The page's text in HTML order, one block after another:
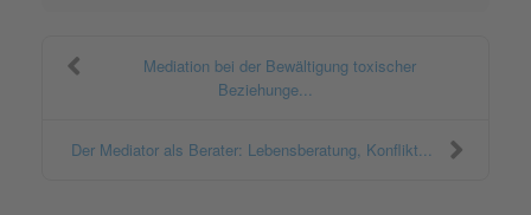
Mediation bei der Bewältigung toxischer
Beziehunge...
Der Mediator als Berater: Lebensberatung, Konflikt...